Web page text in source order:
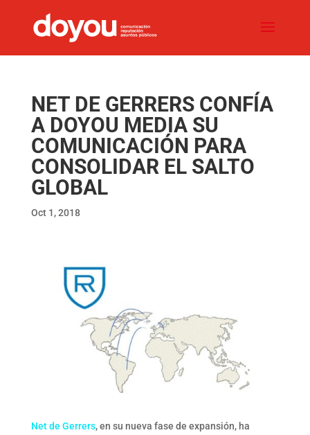
NET DE GERRERS CONFÍA
A DOYOU MEDIA SU
COMUNICACIÓN PARA
CONSOLIDAR EL SALTO
GLOBAL
Oct 1, 2018
Net de Gerrers, en su nueva fase de expansión, ha